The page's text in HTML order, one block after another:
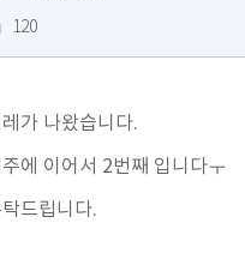
120
가 나왔습니다.
에 이어서 2번째 입니다ㅜ
드립니다.